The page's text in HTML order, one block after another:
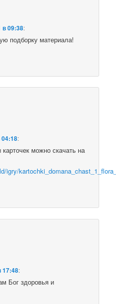
в 09:38:
подборку материала!
04:18:
можно скачать на
igry/
17:48:
Бог здоровья и